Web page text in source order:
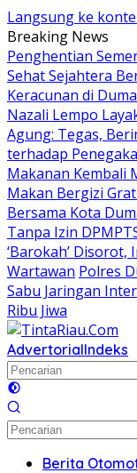
Langsung ke
Breaking News
Penghentian
Sehat Sejahtera
Keracunan di
Nazali Lempo
Agung: Tegas,
terhadap
Makanan Kembali
Makan Bergizi
Bersama Kota
Tanpa Izin
‘Barokah’
Wartawan Polres
Sabu Jaringan
Ribu Jiwa
AdvertorialIndeks
Berita